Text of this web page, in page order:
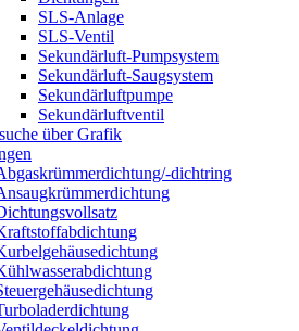
SLS-Anlage
SLS-Ventil
Sekundärluft-Pumpsystem
Sekundärluft-Saugsystem
Sekundärluftpumpe
Sekundärluftventil
über Grafik
dichtring